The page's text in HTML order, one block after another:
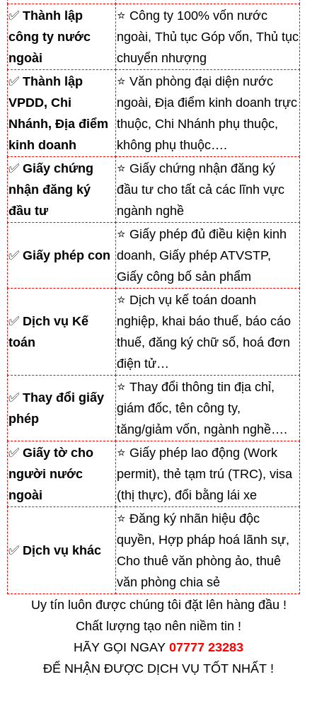
✅ Thành lập
công ty nước
ngoài
⭐ Công ty 100% vốn nước
ngoài, Thủ tục Góp vốn, Thủ tục
chuyển nhượng
✅ Thành lập
VPDD, Chi
Nhánh, Địa điểm
kinh doanh
⭐ Văn phòng đại diện nước
ngoài, Địa điểm kinh doanh trực
thuộc, Chi Nhánh phụ thuộc,
không phụ thuộc….
✅ Giấy chứng
nhận đăng ký
đầu tư
⭐ Giấy chứng nhận đăng ký
đầu tư cho tất cả các lĩnh vực
ngành nghề
✅ Giấy phép con
⭐ Giấy phép đủ điều kiện kinh
doanh, Giấy phép ATVSTP,
Giấy công bố sản phẩm
✅ Dịch vụ Kế
toán
⭐ Dịch vụ kế toán doanh
nghiệp, khai báo thuế, báo cáo
thuế, đăng ký chữ số, hoá đơn
điện tử…
✅ Thay đổi giấy
phép
⭐ Thay đổi thông tin địa chỉ,
giám đốc, tên công ty,
tăng/giảm vốn, ngành nghề….
✅ Giấy tờ cho
người nước
ngoài
⭐ Giấy phép lao động (Work
permit), thẻ tạm trú (TRC), visa
(thị thực), đổi bằng lái xe
✅ Dịch vụ khác
⭐ Đăng ký nhãn hiệu độc
quyền, Hợp pháp hoá lãnh sự,
Cho thuê văn phòng ảo, thuê
văn phòng chia sẻ
Uy tín luôn được chúng tôi đặt lên hàng đầu !
Chất lượng tạo nên niềm tin !
HÃY GỌI NGAY 07777 23283
ĐỂ NHẬN ĐƯỢC DỊCH VỤ TỐT NHẤT !